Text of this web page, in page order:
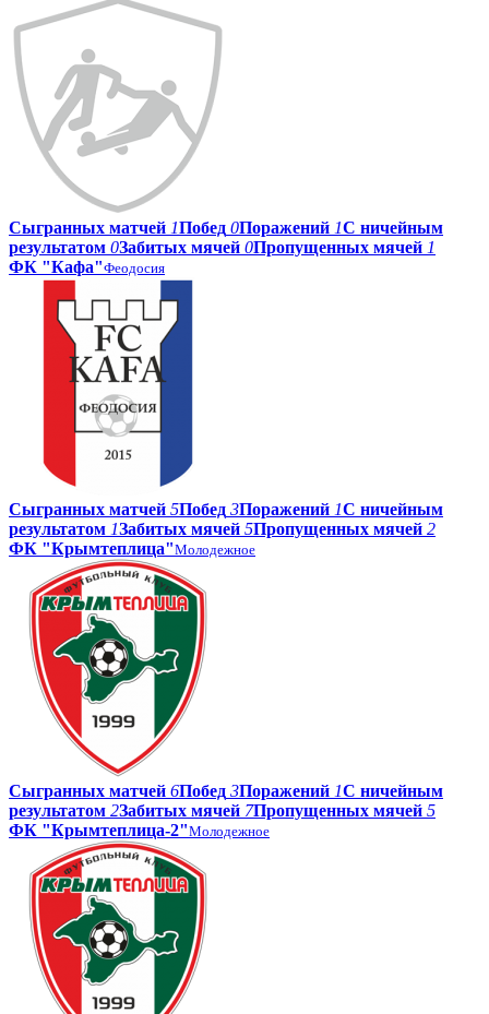
Сыгранных матчей 1Побед 0Поражений 1С ничейным
результатом 0Забитых мячей 0Пропущенных мячей 1
ФК "Кафа"Феодосия
Сыгранных матчей 5Побед 3Поражений 1С ничейным
результатом 1Забитых мячей 5Пропущенных мячей 2
ФК "Крымтеплица"Молодежное
Сыгранных матчей 6Побед 3Поражений 1С ничейным
результатом 2Забитых мячей 7Пропущенных мячей 5
ФК "Крымтеплица-2"Молодежное